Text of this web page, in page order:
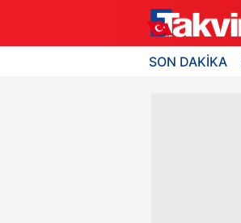
SON DAKİKA